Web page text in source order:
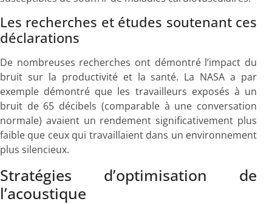
Les recherches et études soutenant ces
déclarations
De nombreuses recherches ont démontré l’impact du
bruit sur la productivité et la santé. La NASA a par
exemple démontré que les travailleurs exposés à un
bruit de 65 décibels (comparable à une conversation
normale) avaient un rendement significativement plus
faible que ceux qui travaillaient dans un environnement
plus silencieux.
Stratégies d’optimisation de
l’acoustique